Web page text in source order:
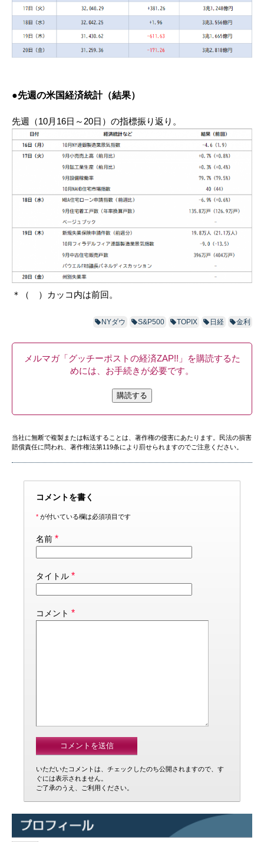
●先週の米国経済統計（結果）
先週（10月16日～20日）の指標振り返り。
＊（ ）カッコ内は前回。
NYダウ S&P500 TOPIX 日経 金利
メルマガ「グッチーポストの経済ZAP!!」を購読するた
めには、お手続きが必要です。
購読する
当社に無断で複製または転送することは、著作権の侵害にあたります。民法の損害
賠償責任に問われ、著作権法第119条により罰せられますのでご注意ください。
コメントを書く
* が付いている欄は必須項目です
名前 *
タイトル *
コメント *
いただいたコメントは、チェックしたのち公開されますので、す
ぐには表示されません。
ご了承のうえ、ご利用ください。